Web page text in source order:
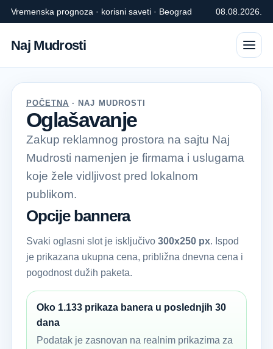
Vremenska prognoza · korisni saveti · Beograd 08.08.2026.
Naj Mudrosti
POČETNA · NAJ MUDROSTI
Oglašavanje
Zakup reklamnog prostora na sajtu Naj
Mudrosti namenjen je firmama i uslugama
koje žele vidljivost pred lokalnom
publikom.
Opcije bannera
Svaki oglasni slot je isključivo 300x250 px. Ispod
je prikazana ukupna cena, približna dnevna cena i
pogodnost dužih paketa.
Oko 1.133 prikaza banera u poslednjih 30
dana
Podatak je zasnovan na realnim prikazima za